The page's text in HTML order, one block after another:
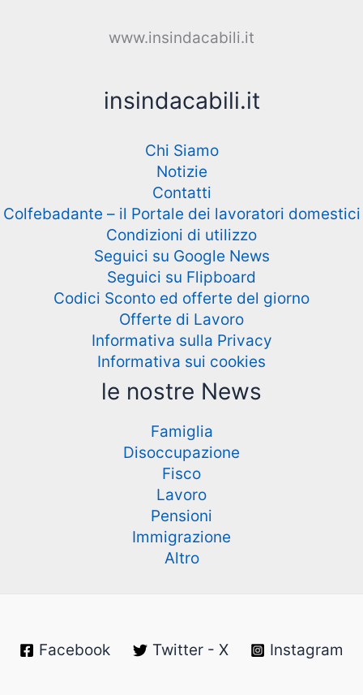
www.insindacabili.it
insindacabili.it
Chi Siamo
Notizie
Contatti
Colfebadante – il Portale dei lavoratori domestici
Condizioni di utilizzo
Seguici su Google News
Seguici su Flipboard
Codici Sconto ed offerte del giorno
Offerte di Lavoro
Informativa sulla Privacy
Informativa sui cookies
le nostre News
Famiglia
Disoccupazione
Fisco
Lavoro
Pensioni
Immigrazione
Altro
Facebook Twitter - X Instagram